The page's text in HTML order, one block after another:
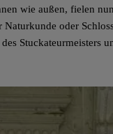
wie außen, fielen
oder
Stuckateurmeisters